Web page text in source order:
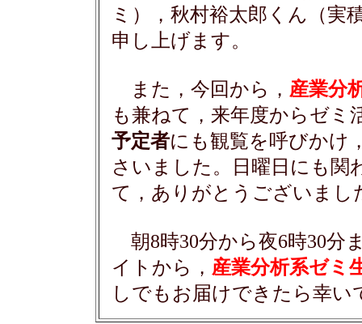
ミ），秋村裕太郎くん（実
申し上げます。
また，今回から， 産業分
も兼ねて，来年度からゼミ
予定者にも観覧を呼びかけ
さいました。日曜日にも関
て，ありがとうございまし
朝8時30分から夜6時30分
イトから， 産業分析系ゼミ
しでもお届けできたら幸い